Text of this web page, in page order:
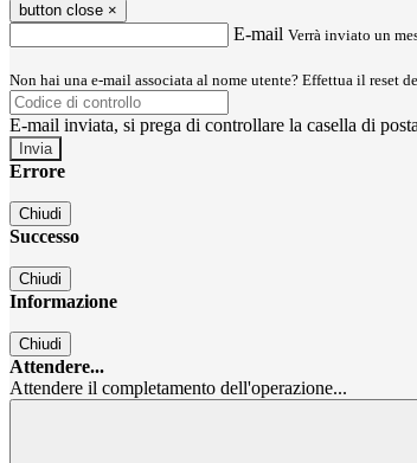
button close ×
E-mail Verrà inviato un
Non hai una e-mail associata al nome utente? Effettua il reset
E-mail inviata, si prega di controllare la casella di
Errore
Chiudi
Successo
Chiudi
Informazione
Chiudi
Attendere...
Attendere il completamento dell'operazione...